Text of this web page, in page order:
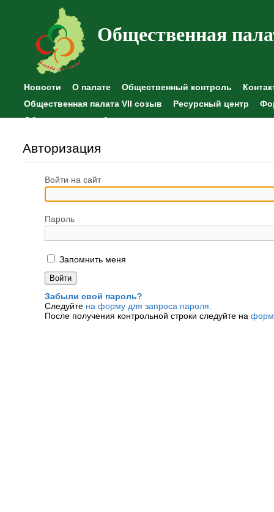
Общественная
Новости О палате Общественный контроль
Общественная палата VII созыв
Ресурсный центр
Общественные наблюдения
Авторизация
Войти на сайт
Пароль
Запомнить меня
Забыли свой пароль?
Следуйте на форму для запроса пароля.
После получения контрольной строки следуйте на